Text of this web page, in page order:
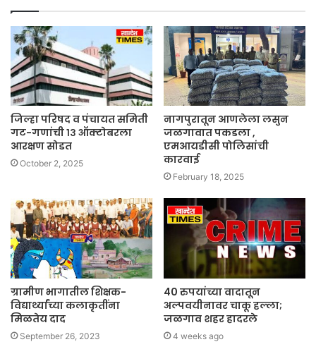
जिल्हा परिषद व पंचायत समिती
गट-गणांची १३ ऑक्टोबरला
आरक्षण सोडत
October 2, 2025
नागपुरातून आणलेला लसुन
जळगावात पकडला ,
एमआयडीसी पोलिसांची
कारवाई
February 18, 2025
ग्रामीण भागातील शिक्षक-
विद्यार्थ्यांच्या कलाकृतींना
मिळतेय दाद
September 26, 2023
40 रुपयांच्या वादातून
अल्पवयीनावर चाकू हल्ला;
जळगाव शहर हादरले
4 weeks ago